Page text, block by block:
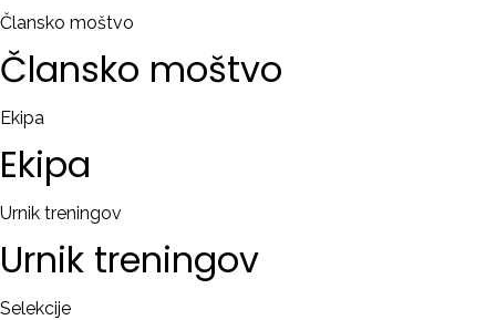
Člansko moštvo
Člansko moštvo
Ekipa
Ekipa
Urnik treningov
Urnik treningov
Selekcije
Remember
/